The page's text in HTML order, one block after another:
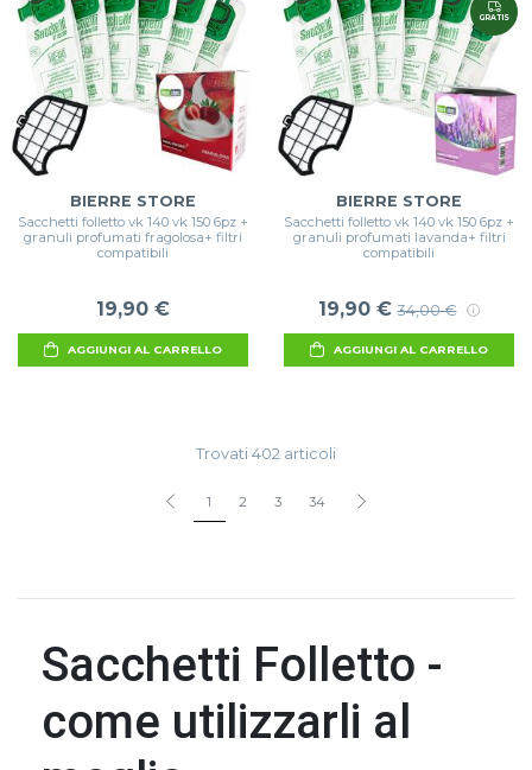
BIERRE STORE
Sacchetti folletto vk 140 vk 150 6pz +
granuli profumati fragolosa+ filtri
compatibili
19,90 €
AGGIUNGI AL CARRELLO
GRATIS
BIERRE STORE
Sacchetti folletto vk 140 vk 150 6pz +
granuli profumati lavanda+ filtri
compatibili
19,90 € 34,00 €
AGGIUNGI AL CARRELLO
Trovati 402 articoli
1 2 3 34
Sacchetti Folletto -
come utilizzarli al